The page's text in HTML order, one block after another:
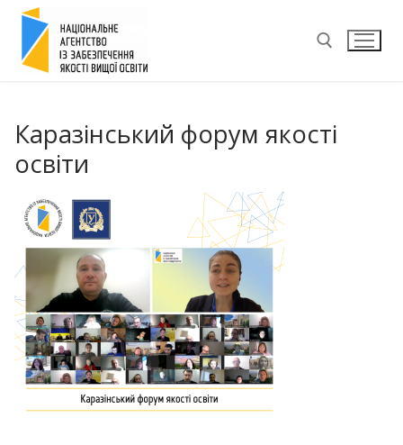
Перейти
вмісту
Каразінський форум якості
освіти